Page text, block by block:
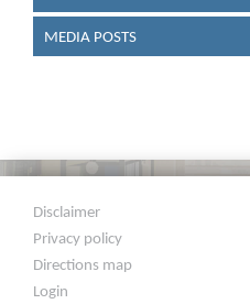
MEDIA POSTS
Disclaimer
Privacy policy
Directions map
Login